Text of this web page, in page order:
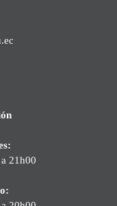
21h00